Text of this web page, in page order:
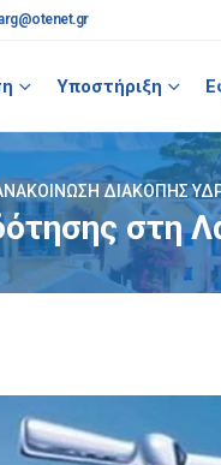
Υποστήριξη
ΔΙΑΚΟΠΉΣ
στη